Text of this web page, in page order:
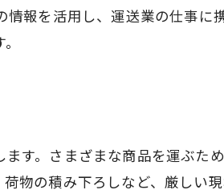
報を活用し、運送業の仕事
す。さまざまな商品を運ぶた
物の積み下ろしなど、厳しい